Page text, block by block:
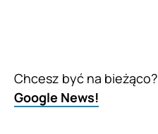
Chcesz być na bieżąco?
Google News!